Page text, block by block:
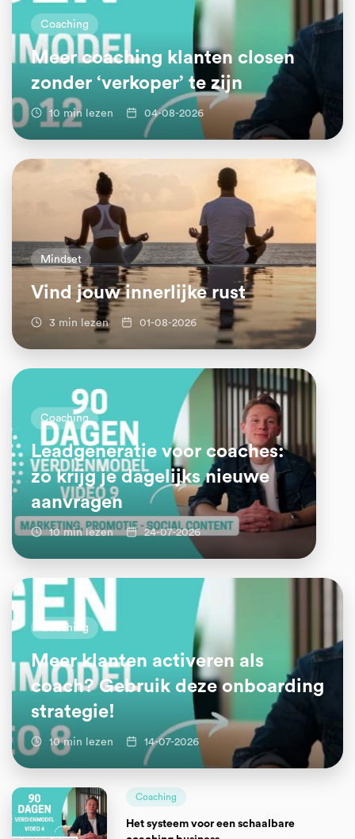
Coaching
Meer coaching klanten closen
zonder ‘verkoper’ te zijn
10 min lezen 04-08-2026
Mindset
Vind jouw innerlijke rust
3 min lezen 01-08-2026
Coaching
Leadgeneratie voor coaches:
zo krijg je dagelijks nieuwe
aanvragen
10 min lezen 24-07-2026
Coaching
Meer klanten activeren als
coach? Gebruik deze onboarding
strategie!
10 min lezen 14-07-2026
Coaching
Het systeem voor een schaalbare